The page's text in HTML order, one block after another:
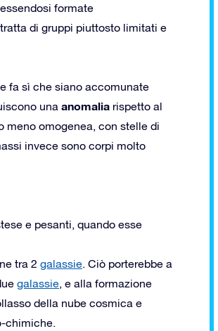
formate
di gruppi piuttosto limitati e
fa sì che siano accomunate
una anomalia rispetto al
meno omogenea, con stelle di
invece sono corpi molto
e pesanti, quando esse
tra 2 galassie. Ciò porterebbe a
galassie, e alla formazione
della nube cosmica e
chimiche.